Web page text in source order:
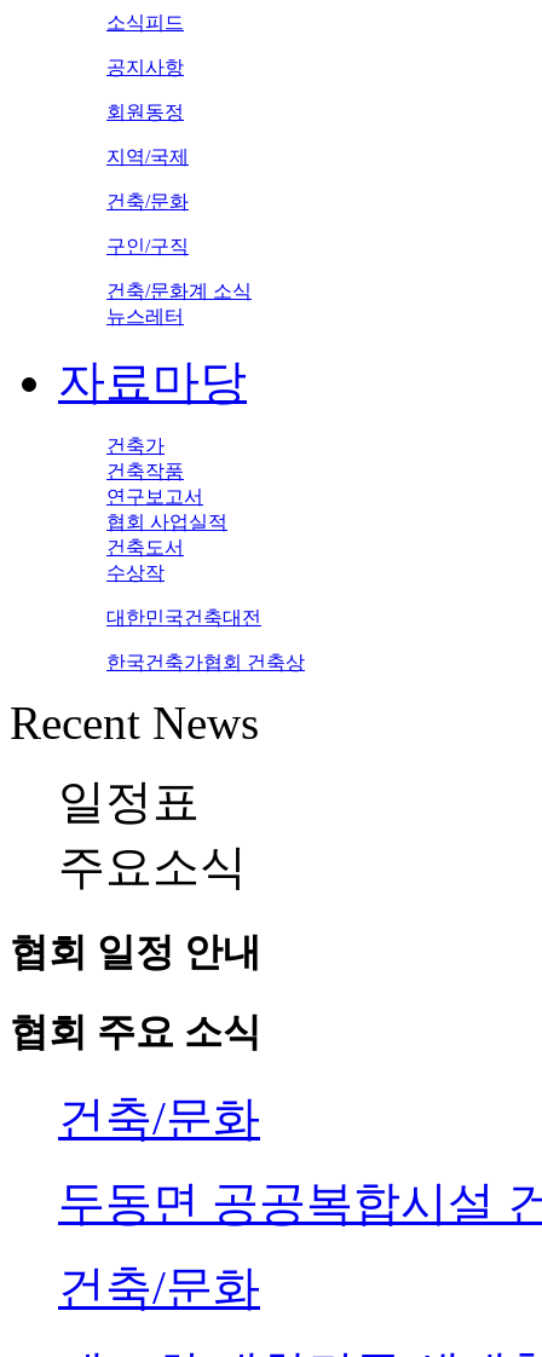
소식피드
공지사항
회원동정
지역/국제
건축/문화
구인/구직
건축/문화계 소식
뉴스레터
자료마당
건축가
건축작품
연구보고서
협회 사업실적
건축도서
수상작
대한민국건축대전
한국건축가협회 건축상
Recent News
일정표
주요소식
협회 일정 안내
협회 주요 소식
건축/문화
두동면 공공복합시설
건축/문화